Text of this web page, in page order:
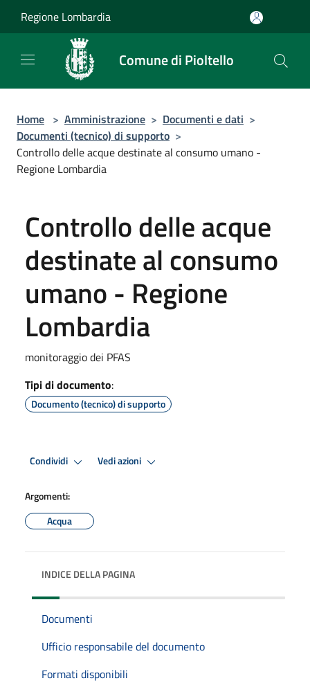
Regione Lombardia
Comune di Pioltello
Home > Amministrazione > Documenti e dati >
Documenti (tecnico) di supporto >
Controllo delle acque destinate al consumo umano -
Regione Lombardia
Controllo delle acque
destinate al consumo
umano - Regione
Lombardia
monitoraggio dei PFAS
Tipi di documento:
Documento (tecnico) di supporto
Condividi Vedi azioni
Argomenti:
Acqua
INDICE DELLA PAGINA
Documenti
Ufficio responsabile del documento
Formati disponibili